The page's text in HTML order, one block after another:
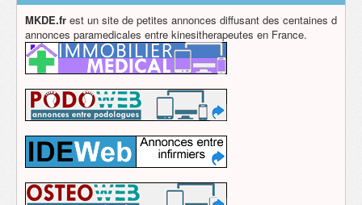
MKDE.fr est un site de petites annonces diffusant des centaines d
annonces paramedicales entre kinesitherapeutes en France.